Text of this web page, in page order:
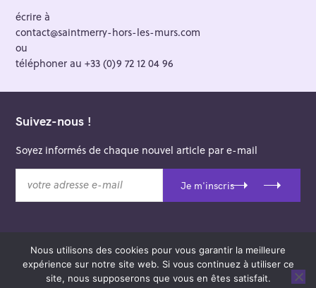
écrire à
contact@saintmerry-hors-les-murs.com
ou
téléphoner au +33 (0)9 72 12 04 96
Suivez-nous !
Soyez informés de chaque nouvel article par e-mail
t
Je m'inscris
© 2026 Saint-Merry Hors-les-Murs.
Theme: Felt byPixelgrade.
Nous utilisons des cookies pour vous garantir la meilleure
expérience sur notre site web. Si vous continuez à utiliser ce
site, nous supposerons que vous en êtes satisfait.